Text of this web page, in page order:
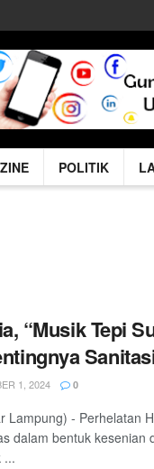
POLITIK
“Musik Tepi
1, 2024 0
Lampung) - Perhelatan
dalam bentuk kesenian
...